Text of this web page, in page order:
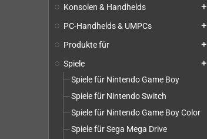
Konsolen & Handhelds add
PC-Handhelds & UMPCs add
Produkte für add
Spiele add
Spiele für Nintendo Game Boy
Spiele für Nintendo Switch
Spiele für Nintendo Game Boy Color
Spiele für Sega Mega Drive